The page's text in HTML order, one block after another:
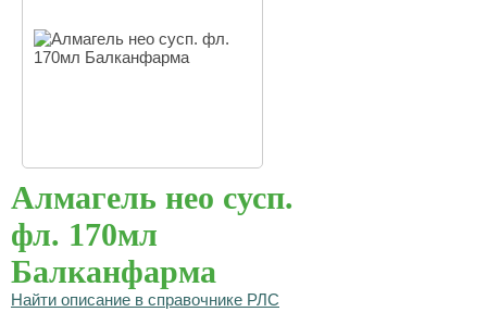
Алмагель нео сусп.
фл. 170мл
Балканфарма
Найти описание в справочнике РЛС